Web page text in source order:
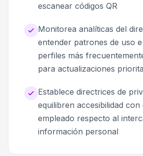
escanear códigos QR
Monitorea analíticas del
entender patrones de uso
perfiles más
para actualizaciones
Establece directrices de
equilibren accesibilidad con
empleado respecto al
información personal